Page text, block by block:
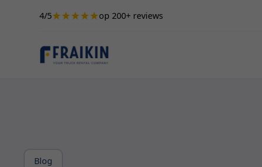
4/5 op 200+ reviews
Blog